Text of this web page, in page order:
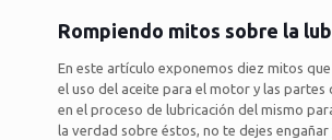
Rompiendo mitos sobre la
En este artículo exponemos diez mitos
el uso del aceite para el motor y las partes
en el proceso de lubricación del mismo
la verdad sobre éstos, no te dejes engañar